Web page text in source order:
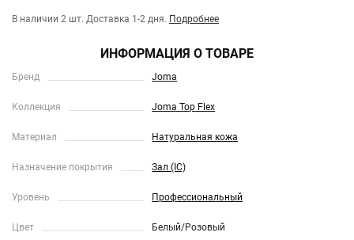
В наличии 2 шт. Доставка 1-2 дня. Подробнее
ИНФОРМАЦИЯ О ТОВАРЕ
Бренд Joma
Коллекция Joma Top Flex
Материал Натуральная кожа
Назначение покрытия Зал (IC)
Уровень Профессиональный
Цвет Белый/Розовый